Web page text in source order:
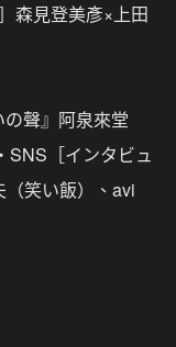
森見登美彥×上田
聲』阿泉來堂
SNS［インタビュ
笑い飯）、avi